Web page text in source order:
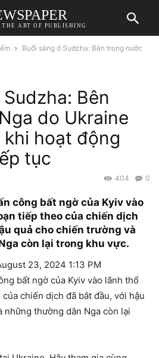
THE ART OF PUBLISHING
Buổi sáng ở Sudzha: Bên trong nước
Bên
do Ukraine
hoạt động
tục
0
404
công bất ngờ của Kyiv vào
tiếp theo của chiến dịch
quả cho chiến trường và
còn lại trong khu vực.
23, 2024 1:13 PM
bất ngờ của Kyiv vào lãnh thổ
chiến dịch đã bắt đầu, với hậu
thường dân Nga còn lại